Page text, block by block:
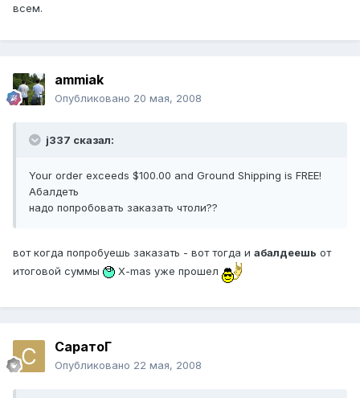
всем.
ammiak
Опубликовано 20 мая, 2008
j337 сказал:
Your order exceeds $100.00 and Ground Shipping is FREE!
Абалдеть
надо попробовать заказать чтоли??
вот когда попробуешь заказать - вот тогда и абалдеешь от
итоговой суммы
Х-mas уже прошел
СаратоГ
Опубликовано 22 мая, 2008